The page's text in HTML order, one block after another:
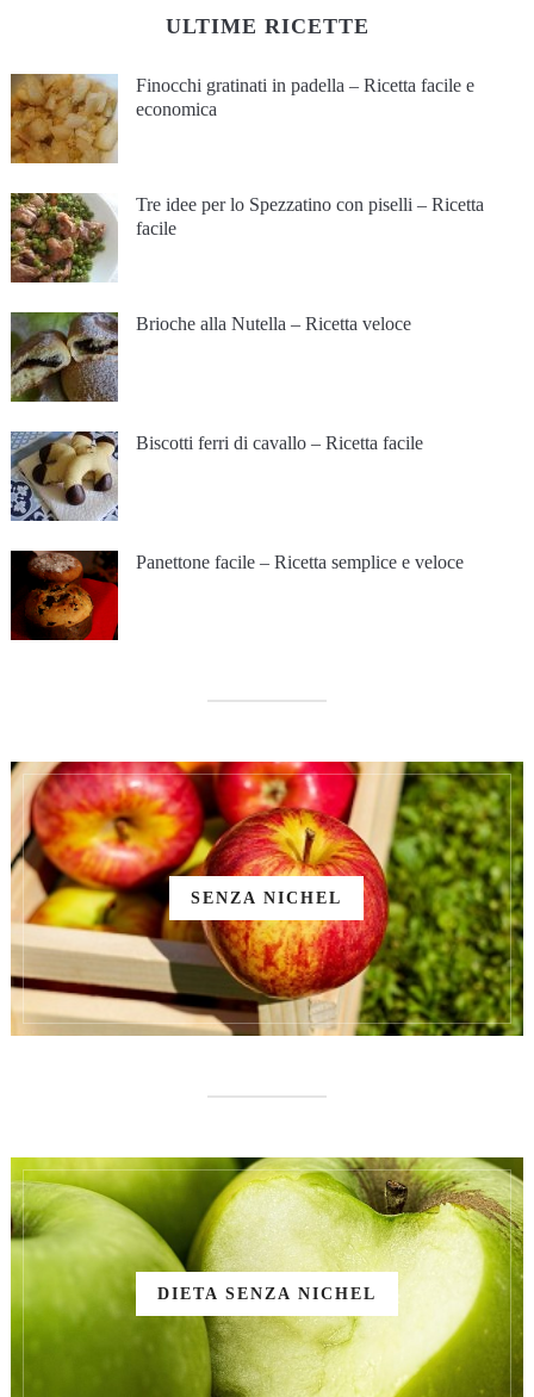
ULTIME RICETTE
Finocchi gratinati in padella – Ricetta facile e
economica
Tre idee per lo Spezzatino con piselli – Ricetta
facile
Brioche alla Nutella – Ricetta veloce
Biscotti ferri di cavallo – Ricetta facile
Panettone facile – Ricetta semplice e veloce
SENZA NICHEL
DIETA SENZA NICHEL